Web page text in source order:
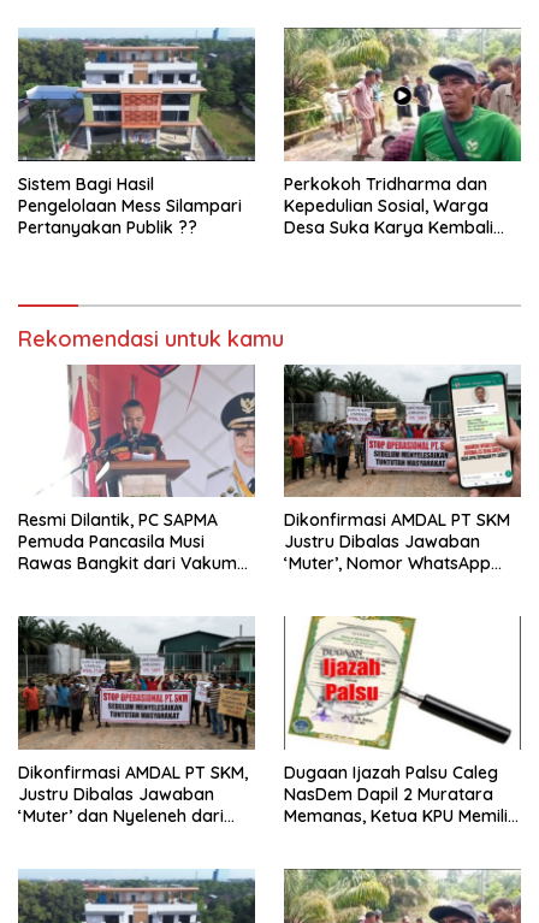
Sistem Bagi Hasil
Pengelolaan Mess Silampari
Pertanyakan Publik ??
Perkokoh Tridharma dan
Kepedulian Sosial, Warga
Desa Suka Karya Kembali
Rekomendasi untuk kamu
Resmi Dilantik, PC SAPMA
Pemuda Pancasila Musi
Rawas Bangkit dari Vakum
Dikonfirmasi AMDAL PT SKM
Justru Dibalas Jawaban
‘Muter’, Nomor WhatsApp
Dikonfirmasi AMDAL PT SKM,
Justru Dibalas Jawaban
‘Muter’ dan Nyeleneh dari
Dugaan Ijazah Palsu Caleg
NasDem Dapil 2 Muratara
Memanas, Ketua KPU Memilih